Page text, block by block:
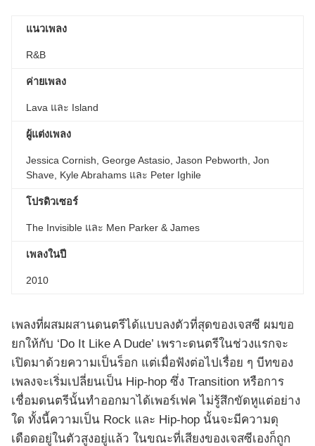
แนวเพลง
R&B
ค่ายเพลง
Lava และ Island
ผู้แต่งเพลง
Jessica Cornish, George Astasio, Jason Pebworth, Jon
Shave, Kyle Abrahams และ Peter Ighile
โปรดิวเซอร์
​​The Invisible และ Men Parker & James
เพลงในปี
2010
เพลงที่ผสมผสานดนตรีได้แบบลงตัวที่สุดของเจสซี ผมขอ
ยกให้กับ ‘Do It Like A Dude’ เพราะดนตรีในช่วงแรกจะ
เปิดมาด้วยความเป็นร็อก แต่เมื่อฟังต่อไปเรื่อย ๆ บีทของ
เพลงจะเริ่มเปลี่ยนเป็น Hip-hop ซึ่ง Transition หรือการ
เชื่อมดนตรีนั้นทำออกมาได้เพอร์เฟค ไม่รู้สึกขัดหูแต่อย่าง
ใด ทั้งนี้ความเป็น Rock และ Hip-hop นั้นจะมีความดุ
เดือดอยู่ในตัวสูงอยู่แล้ว ในขณะที่เสียงของเจสซีเองก็ถูก